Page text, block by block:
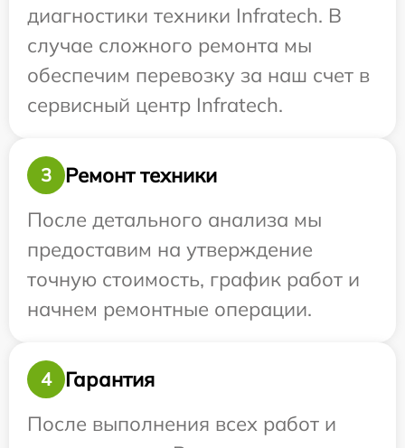
диагностики техники Infratech. В
случае сложного ремонта мы
обеспечим перевозку за наш счет в
сервисный центр Infratech.
3
Ремонт техники
После детального анализа мы
предоставим на утверждение
точную стоимость, график работ и
начнем ремонтные операции.
4
Гарантия
После выполнения всех работ и